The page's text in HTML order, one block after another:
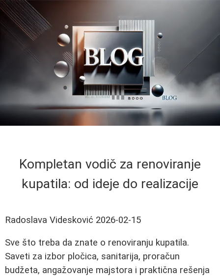
Kompletan vodič za renoviranje
kupatila: od ideje do realizacije
Radoslava Videsković 2026-02-15
Sve što treba da znate o renoviranju kupatila.
Saveti za izbor pločica, sanitarija, proračun
budžeta, angažovanje majstora i praktična rešenja